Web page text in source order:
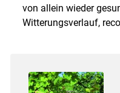
von allein wieder
Witterungsverlauf,